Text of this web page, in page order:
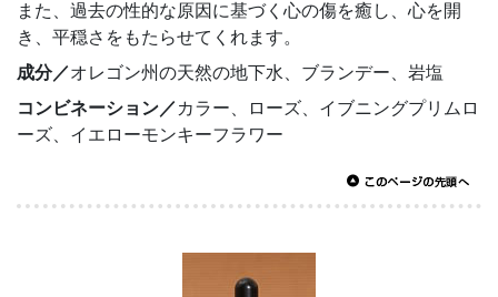
また、過去の性的な原因に基づく心の傷を癒し、心を開
き、平穏さをもたらせてくれます。
成分／オレゴン州の天然の地下水、ブランデー、岩塩
コンビネーション／カラー、ローズ、イブニングプリムロ
ーズ、イエローモンキーフラワー